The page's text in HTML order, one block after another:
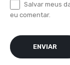
Salvar meus
eu comentar.